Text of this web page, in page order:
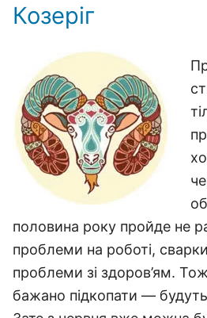
Козеріг
половина року пройде не
проблеми на роботі,
проблеми зі здоров’ям.
бажано підкопати — будуть